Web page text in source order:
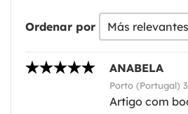
Ordenar por
ANABELA
Porto (Portugal)
Artigo com